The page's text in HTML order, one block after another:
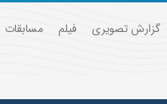
گزارش تصویری فیلم مسابقات